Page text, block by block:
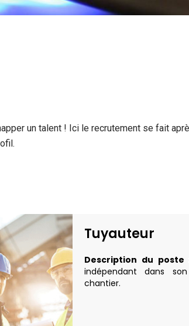
un talent ! Ici le recrutement se fait
Tuyauteur
Description du poste
indépendant dans
chantier.